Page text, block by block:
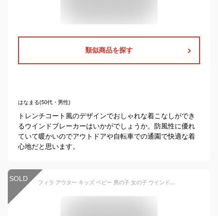
類似商品を探す
はなまる(50代・男性)
トレンチコート風のデザインでおしゃれな着こなしができ
るウインドブレーカーはいかがでしょうか。防風性に優れ
ていて暖かいのでアウトドアや自転車での通園で快適な着
心地だと思います。
SOLD フィラ アウター キッズ ベビー 男の子 女の子 ウインドブレーカー 裏フリース 秋冬 80 90 95 100 110 120 130cm スポーツ ブランド ジャケット ウィンドブレーカー 上着 保育園 幼稚園 小学校 子供 フード付き ジャンパー FILA メール便送料無料 セール